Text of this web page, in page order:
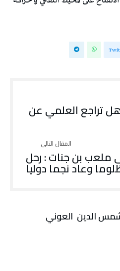
تراجع العلمي عن
ملعب بن جنات : رحل
وعاد نجما دوليا
العوني‭